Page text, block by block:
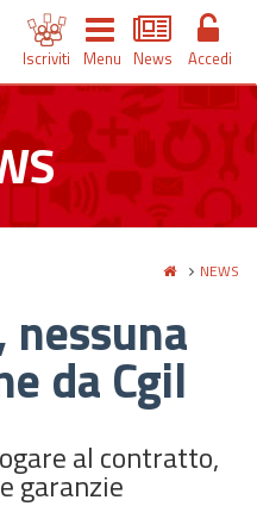
Iscriviti Menu News Accedi
NEWS
da Cgil
al contratto,
garanzie